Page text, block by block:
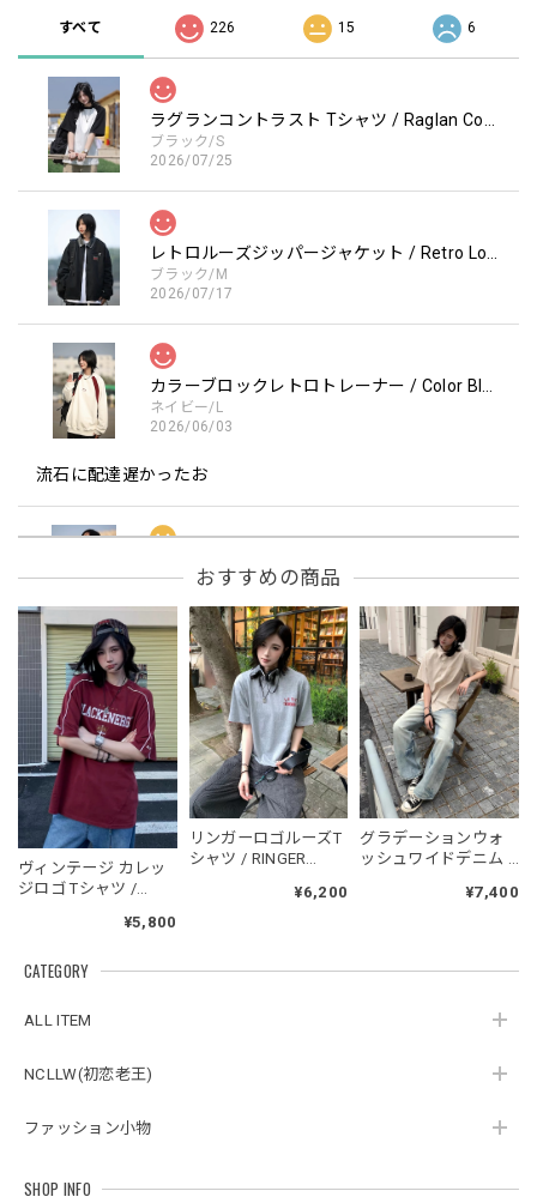
CATEGORY
ALL ITEM
NCLLW(初恋老王)
ファッション小物
SHOP INFO
すべて 226 15 6
ブラック/S
2026/07/25
ブラック/M
2026/07/17
ネイビー/L
2026/06/03
流石に配達遅かったお
レッド/L
2026/05/30
フーデッドスタジアムジャンバー / Hooded Stadium Jumper
ブラック/L
2026/05/28
NCLLW オリジナルドッグタグネックレス / NCLLW Original Dog Tag Necklace
2026/05/27
スタンドカラーレトロジャケット / Stand Collar Retro Jacket
ブラック/L
おすすめの商品
ヴィンテージ カレッ
ジロゴ Tシャツ /
¥5,800
リンガーロゴルーズT
シャツ / RINGER
¥6,200
グラデーションウォ
ッシュワイドデニム /
¥7,400